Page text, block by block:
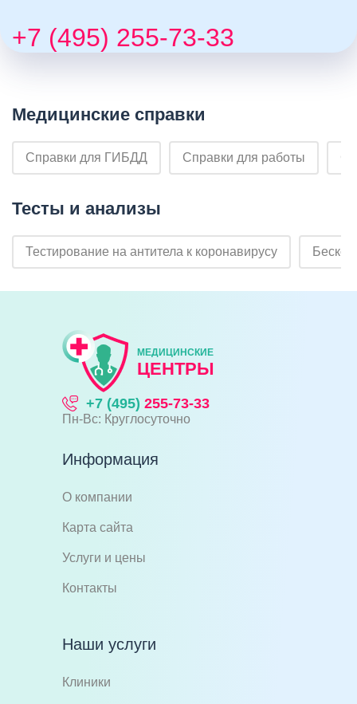
+7 (495) 255-73-33
Медицинские справки
Справки для ГИБДД Справки для работы
Тесты и анализы
Тестирование на антитела к коронавирусу
МЕДИЦИНСКИЕ
ЦЕНТРЫ
+7 (495) 255-73-33
Пн-Вс: Круглосуточно
Информация
О компании
Карта сайта
Услуги и цены
Контакты
Наши услуги
Клиники